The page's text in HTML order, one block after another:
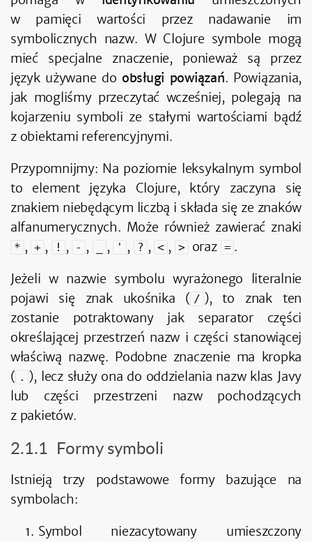
w pamięci wartości przez nadawanie im
symbolicznych nazw. W Clojure symbole mogą
mieć specjalne znaczenie, ponieważ są przez
język używane doobsługi powiązań. Powiązania,
jak mogliśmy przeczytać wcześniej, polegają na
kojarzeniu symboli ze stałymi wartościami bądź
z obiektami referencyjnymi.
Przypomnijmy: Na poziomie leksykalnym symbol
to element języka Clojure, który zaczyna się
znakiem niebędącym liczbą i składa się ze znaków
alfanumerycznych. Może również zawierać znaki
* , + , ! , - , , ' , ? , < , > oraz = .
Jeżeli w nazwie symbolu wyrażonego literalnie
pojawi się znak ukośnika ( / ), to znak ten
zostanie potraktowany jak separator części
określającej przestrzeń nazw i części stanowiącej
właściwą nazwę. Podobne znaczenie ma kropka
( . ), lecz służy ona do oddzielania nazw klas Javy
lub części przestrzeni nazw pochodzących
z pakietów.
Formy symboli
Istnieją trzy podstawowe formy bazujące na
symbolach:
Symbol niezacytowany umieszczony